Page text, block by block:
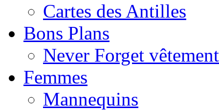
Cartes des Antilles
Bons Plans
Never Forget
Femmes
Mannequins